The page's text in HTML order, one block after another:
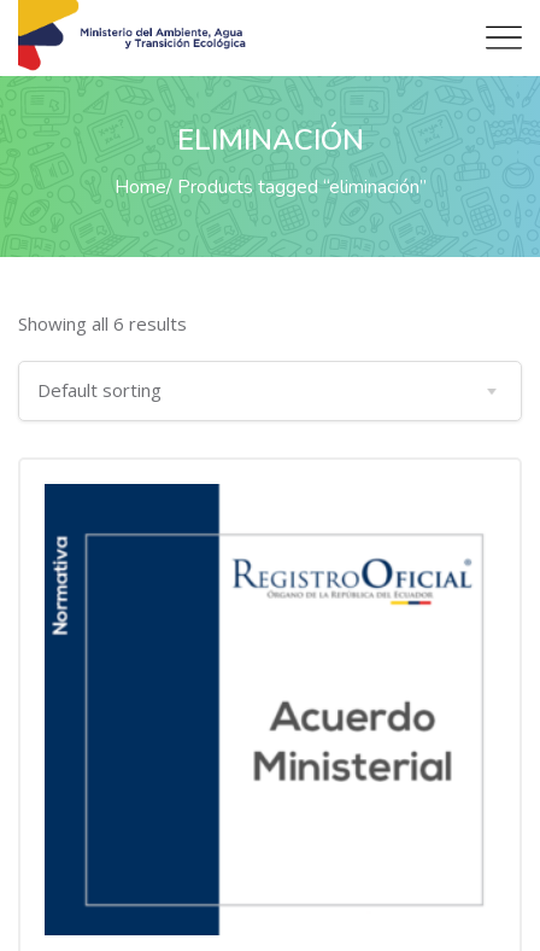
ELIMINACIÓN
Home Products tagged “eliminación”
Showing all 6 results